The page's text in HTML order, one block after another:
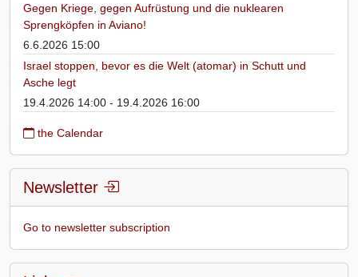
Gegen Kriege, gegen Aufrüstung und die nuklearen
Sprengköpfen in Aviano!
6.6.2026 15:00
Israel stoppen, bevor es die Welt (atomar) in Schutt und
Asche legt
19.4.2026 14:00 - 19.4.2026 16:00
the Calendar
Newsletter
Go to newsletter subscription